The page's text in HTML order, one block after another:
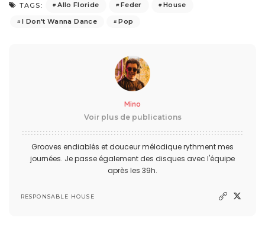
TAGS: Allo Floride Feder
House
I Don't Wanna Dance
Pop
Mino
Voir plus de publications
Grooves endiablés et douceur mélodique rythment mes
journées. Je passe également des disques avec l'équipe
après les 39h.
RESPONSABLE HOUSE